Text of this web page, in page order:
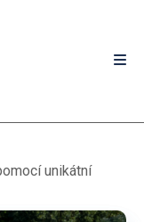
unikátní